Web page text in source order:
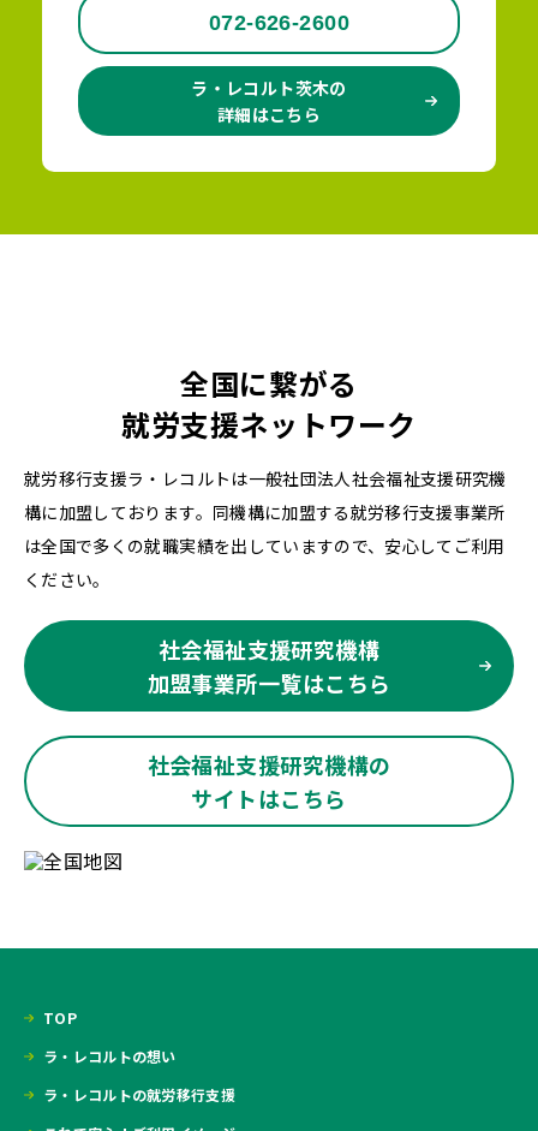
072-626-2600
ラ・レコルト茨木の
詳細はこちら
全国に繋がる
就労支援ネットワーク
就労移行支援ラ・レコルトは一般社団法人社会福祉支援研究機
構に加盟しております。同機構に加盟する就労移行支援事業所
は全国で多くの就職実績を出していますので、安心してご利用
ください。
社会福祉支援研究機構
加盟事業所一覧はこちら
社会福祉支援研究機構の
サイトはこちら
TOP
ラ・レコルトの想い
ラ・レコルトの就労移行支援